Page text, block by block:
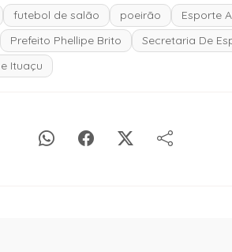
futebol de salão poeirão
Esporte
Prefeito Phellipe Brito
Secretaria De
Ituaçu